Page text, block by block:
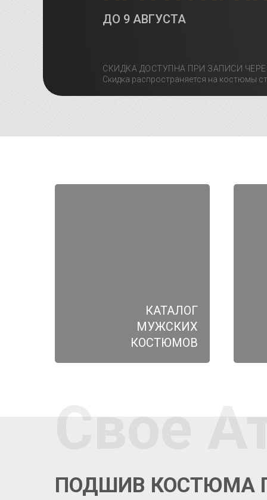
СКИДКА ДОСТУПНА ПРИ ЗАПИСИ
Скидка распространяется на костюмы
ДО 9 АВГУСТА
КАТАЛОГ
МУЖСКИХ
КОСТЮМОВ
Свое
ПОДШИВ КОСТЮМА